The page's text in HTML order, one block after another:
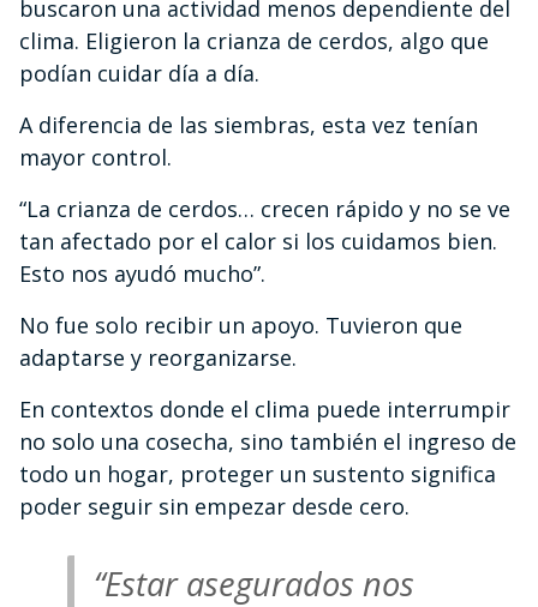
buscaron una actividad menos dependiente del
clima. Eligieron la crianza de cerdos, algo que
podían cuidar día a día.
A diferencia de las siembras, esta vez tenían
mayor control.
“La crianza de cerdos… crecen rápido y no se ve
tan afectado por el calor si los cuidamos bien.
Esto nos ayudó mucho”.
No fue solo recibir un apoyo. Tuvieron que
adaptarse y reorganizarse.
En contextos donde el clima puede interrumpir
no solo una cosecha, sino también el ingreso de
todo un hogar, proteger un sustento significa
poder seguir sin empezar desde cero.
“Estar asegurados nos